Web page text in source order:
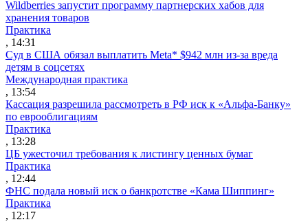
Wildberries запустит программу партнерских хабов для
хранения товаров
Практика
, 14:31
Суд в США обязал выплатить Meta* $942 млн из-за вреда
детям в соцсетях
Международная практика
, 13:54
Кассация разрешила рассмотреть в РФ иск к «Альфа-Банку»
по еврооблигациям
Практика
, 13:28
ЦБ ужесточил требования к листингу ценных бумаг
Практика
, 12:44
ФНС подала новый иск о банкротстве «Кама Шиппинг»
Практика
, 12:17